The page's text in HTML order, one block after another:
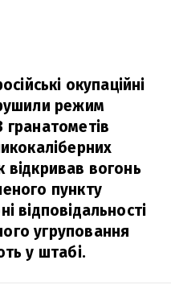
окупаційні
режим
відкривав вогонь
пункту
відповідальності
угруповання
у штабі.